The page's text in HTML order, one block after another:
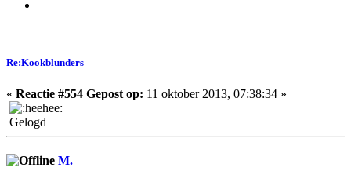
Re:Kookblunders
« Reactie #554 Gepost op: 11 oktober 2013, 07:38:34 »
Gelogd
M.